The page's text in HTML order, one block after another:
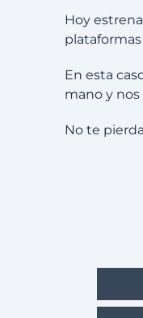
Hoy
En esta
mano y
No te